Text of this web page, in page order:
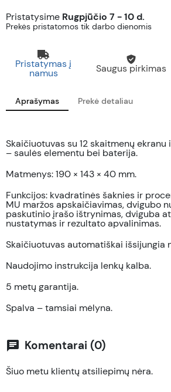
Pristatysime Rugpjūčio 7 - 10 d.
Prekės pristatomos tik darbo dienomis
Pristatymas į
namus Saugus pirkimas
Aprašymas Prekė detaliau
Skaičiuotuvas su 12 skaitmenų
– saulės elementu bei baterija.
Matmenys: 190 × 143 × 40 mm.
Funkcijos: kvadratinės šaknies ir
MU maržos apskaičiavimas, dvigubo
paskutinio įrašo ištrynimas, dviguba
nustatymas ir rezultato apvalinimas.
Skaičiuotuvas automatiškai išsijungia
Naudojimo instrukcija lenkų kalba.
5 metų garantija.
Spalva – tamsiai mėlyna.
chat Komentarai (0)
Šiuo metu klientų atsiliepimų nėra.